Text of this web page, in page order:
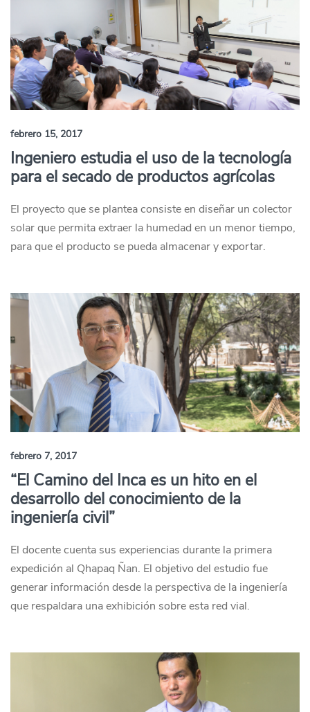
febrero 15, 2017
Ingeniero estudia el uso de la tecnología
para el secado de productos agrícolas
El proyecto que se plantea consiste en diseñar un colector
solar que permita extraer la humedad en un menor tiempo,
para que el producto se pueda almacenar y exportar.
febrero 7, 2017
“El Camino del Inca es un hito en el
desarrollo del conocimiento de la
ingeniería civil”
El docente cuenta sus experiencias durante la primera
expedición al Qhapaq Ñan. El objetivo del estudio fue
generar información desde la perspectiva de la ingeniería
que respaldara una exhibición sobre esta red vial.